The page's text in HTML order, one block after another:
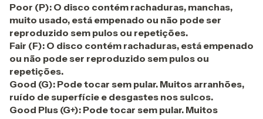
Poor (P): O disco contém rachaduras, manchas,
muito usado, está empenado ou não pode ser
reproduzido sem pulos ou repetições.
Fair (F): O disco contém rachaduras, está empenado
ou não pode ser reproduzido sem pulos ou
repetições.
Good (G): Pode tocar sem pular. Muitos arranhões,
ruído de superfície e desgastes nos sulcos.
Good Plus (G+): Pode tocar sem pular. Muitos